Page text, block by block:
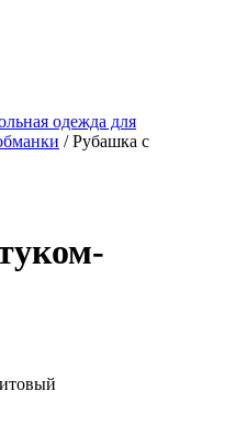
одежда для
/ Рубашка с